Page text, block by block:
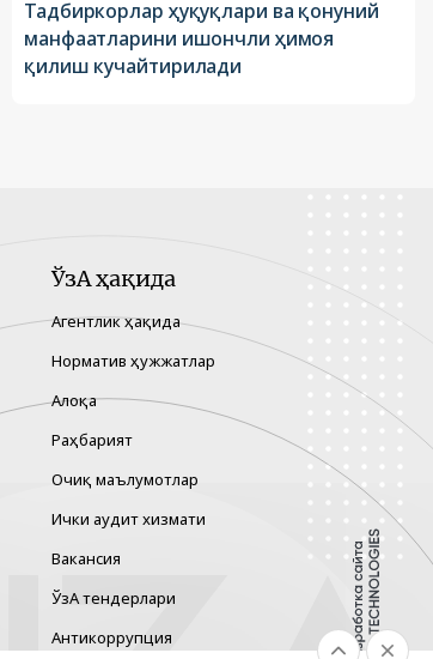
Тадбиркорлар ҳуқуқлари ва қонуний
манфаатларини ишончли ҳимоя
қилиш кучайтирилади
ЎзА ҳақида
Агентлик ҳақида
Норматив ҳужжатлар
Алоқа
Раҳбарият
Очиқ маълумотлар
Ички аудит хизмати
Вакансия
ЎзА тендерлари
Антикоррупция